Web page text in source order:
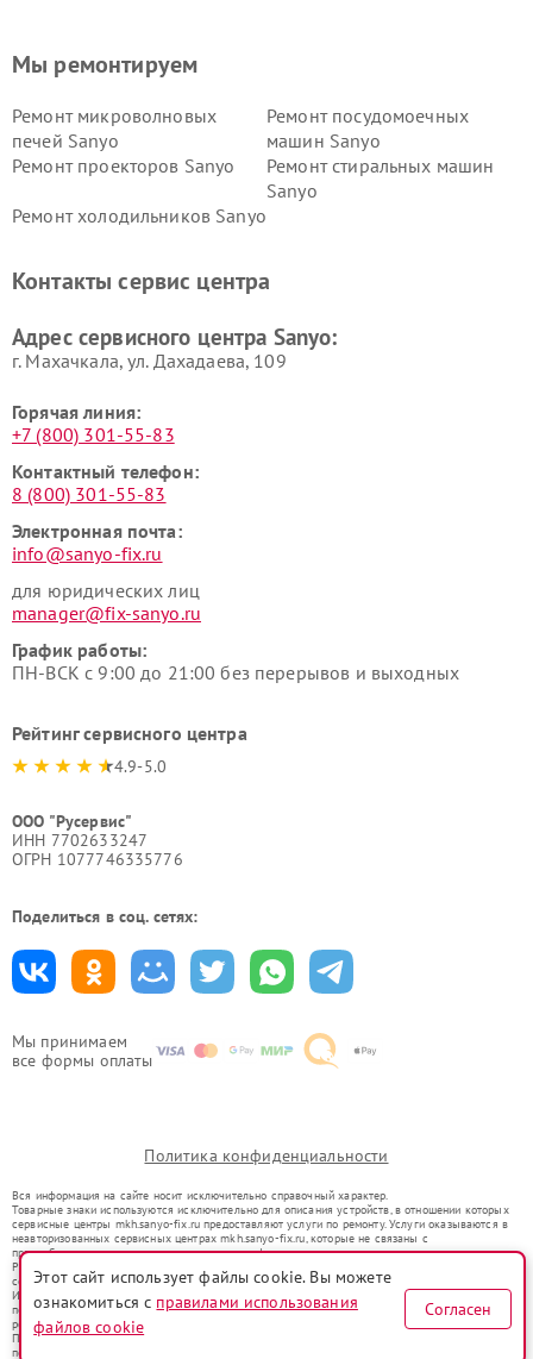
Мы принимаем
все формы оплаты
Мы ремонтируем
Ремонт микроволновых
печей Sanyo
Ремонт посудомоечных
машин Sanyo
Ремонт проекторов Sanyo
Ремонт стиральных машин
Sanyo
Ремонт холодильников Sanyo
Контакты сервис центра
Адрес сервисного центра Sanyo:
г. Махачкала, ул. Дахадаева, 109
Горячая линия:
+7 (800) 301-55-83
Контактный телефон:
8 (800) 301-55-83
Электронная почта:
info@sanyo-fix.ru
для юридических лиц
manager@fix-sanyo.ru
График работы:
ПН-ВСК с 9:00 до 21:00 без перерывов и выходных
Рейтинг сервисного центра
4.9-5.0
ООО "Русервис"
ИНН 7702633247
ОГРН 1077746335776
Поделиться в соц. сетях:
Политика конфиденциальности
Вся информация на сайте носит исключительно справочный характер.
Товарные знаки используются исключительно для описания устройств, в отношении которых
сервисные центры mkh.sanyo-fix.ru предоставляют услуги по ремонту. Услуги оказываются в
неавторизованных сервисных центрах mkh.sanyo-fix.ru, которые не связаны с
правообладателями товарных знаков или их официальными представителями.
Ремонт осуществляется для устройств, уже введенных в гражданский оборот в соответствии
со статьей 1487 ГК РФ.
Использование товарных знаков не преследует цели индивидуализации услуг или введения
потребителей в заблуждение, а служит для информирования о предоставляемых услугах по
ремонту техники указанных брендов.
Представленная на сайте информация не является публичной офертой, определяемой
положениями Статьи 437(2) Гражданского кодекса РФ
Этот сайт использует файлы cookie. Вы можете
ознакомиться с правилами использования
файлов cookie
Согласен